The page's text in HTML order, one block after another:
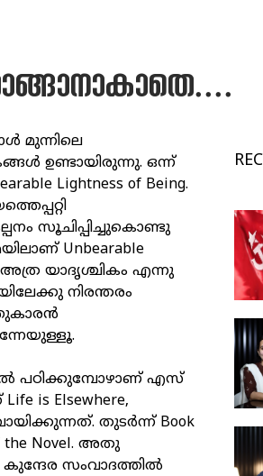
മുന്നിലെ
ഉണ്ടായിരുന്നു. ഒന്ന്
Lightness of Being.
സൂചിപ്പിച്ചുകൊണ്ടു
Unbearable
അത്ര യാദൃശ്ചികം എന്നു
നിരന്തരം
പഠിക്കുമ്പോഴാണ് എസ്
is Elsewhere,
തുടര്‍ന്ന് Book
the Novel. അതു
കുന്ദേര സംവാദത്തില്‍